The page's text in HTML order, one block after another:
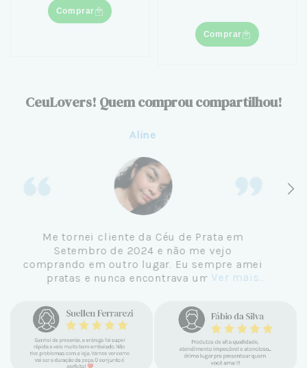
Comprar
Comprar
CeuLovers! Quem comprou compartilhou!
Aline
Me tornei cliente da Céu de Prata em
Setembro de 2024 e não me vejo
comprando em outro lugar. Eu sempre amei
pratas e nunca encontrava uma loja
encontrar a Céu. Atendimento
personalizado, verdadeiras jóias prata 925,
mimos e brindes incríveis. Virei cliente fiel
e amo demais as pratas que são lindas, tem
um brilho incrível e preço super justo. Fora
Ver mais...